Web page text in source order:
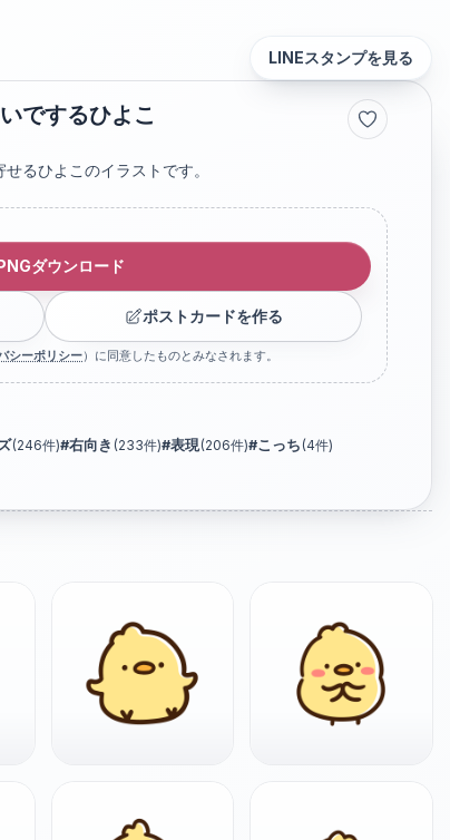
LINEスタンプを見る
でするひよこ
るひよこのイラストです。
ダウンロード
ポストカードを作る
シーポリシー）に同意したものとみなされます。
(246件)#右向き (233件)#表現(206件)#こっち (4件)